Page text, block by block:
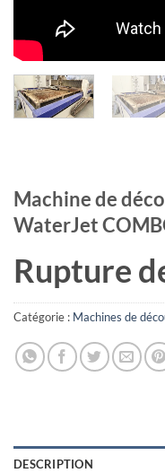
Machine de
WaterJet
Rupture
Catégorie : Machines de
DESCRIPTION